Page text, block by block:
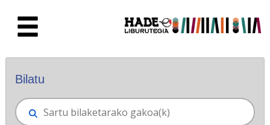
Eskuratu berriak - Liburutegia
Bilatu